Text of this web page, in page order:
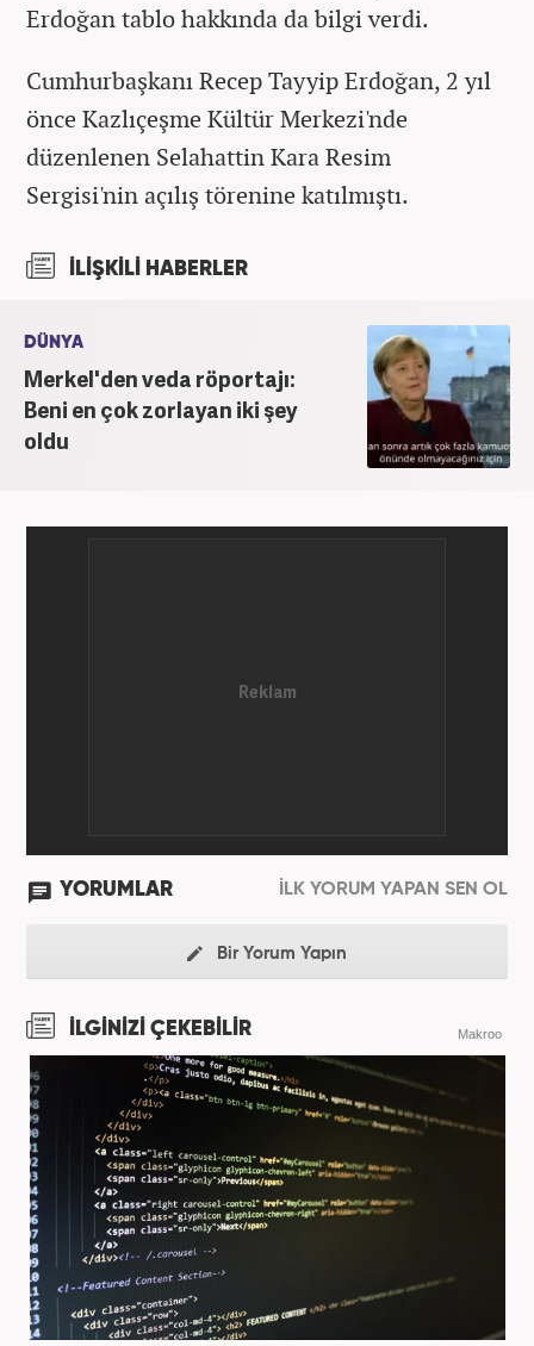
Erdoğan tablo hakkında da bilgi verdi.
Cumhurbaşkanı Recep Tayyip Erdoğan, 2 yıl
önce Kazlıçeşme Kültür Merkezi'nde
düzenlenen Selahattin Kara Resim
Sergisi'nin açılış törenine katılmıştı.
İLİŞKİLİ HABERLER
DÜNYA
Merkel'den veda röportajı:
Beni en çok zorlayan iki şey
oldu
YORUMLAR İLK YORUM YAPAN SEN OL
Bir Yorum Yapın
İLGİNİZİ ÇEKEBİLİR Makroo